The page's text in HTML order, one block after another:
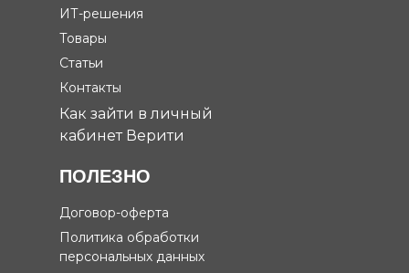
кабинет Верити
ПОЛЕЗНО
Курсы
Статьи
Контакты
Договор-оферта
Поддержка
ИТ-решения
Товары